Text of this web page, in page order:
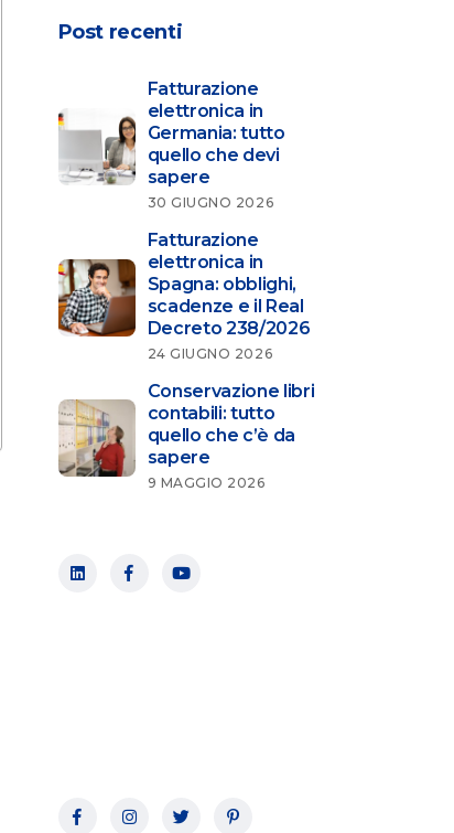
Post recenti
Fatturazione
elettronica in
Germania: tutto
quello che devi
sapere
30 GIUGNO 2026
Fatturazione
elettronica in
Spagna: obblighi,
scadenze e il Real
Decreto 238/2026
24 GIUGNO 2026
Conservazione libri
contabili: tutto
quello che c’è da
sapere
9 MAGGIO 2026